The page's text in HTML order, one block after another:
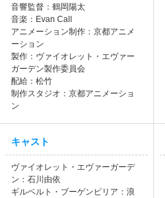
音響監督：鶴岡陽太
音楽：Evan Call
アニメーション制作：京都アニメ
ーション
製作：ヴァイオレット・エヴァー
ガーデン製作委員会
配給：松竹
制作スタジオ：京都アニメーショ
ン
キャスト
ヴァイオレット・エヴァーガーデ
ン：石川由依
ギルベルト・ブーゲンビリア：浪